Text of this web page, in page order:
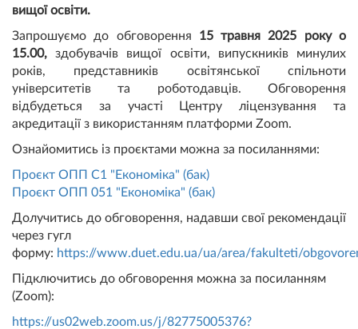
вищої освіти.
Запрошуємо до обговорення 15 травня 2025 року о
15.00, здобувачів вищої освіти, випускників минулих
років, представників освітянської спільноти
університетів та роботодавців. Обговорення
відбудеться за участі Центру ліцензування та
акредитації з використанням платформи Zoom.
Ознайомитись із проєктами можна за посиланнями:
Проєкт ОПП С1 "Економіка" (бак)
Проєкт ОПП 051 "Економіка" (бак)
Долучитись до обговорення, надавши свої рекомендації
через гугл
форму: https://www.duet.edu.ua/ua/area/fakulteti/
Підключитись до обговорення можна за посиланням
(Zoom):
https://us02web.zoom.us/j/82775005376?